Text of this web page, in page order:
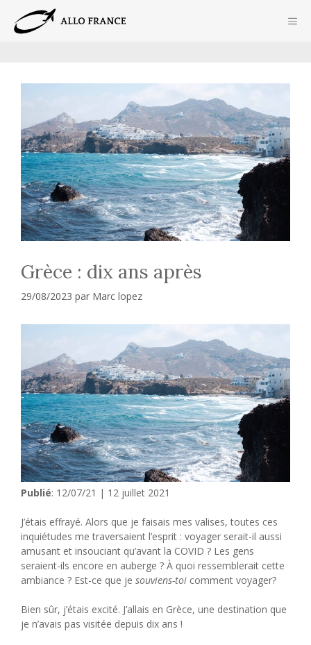
contenu
Grèce : dix ans après
29/08/2023 par Marc lopez
Publié: 12/07/21 | 12 juillet 2021
J’étais effrayé. Alors que je faisais mes valises, toutes ces
inquiétudes me traversaient l’esprit : voyager serait-il aussi
amusant et insouciant qu’avant la COVID ? Les gens
seraient-ils encore en auberge ? À quoi ressemblerait cette
ambiance ? Est-ce que je souviens-toi comment voyager?
Bien sûr, j’étais excité. J’allais en Grèce, une destination que
je n’avais pas visitée depuis dix ans !